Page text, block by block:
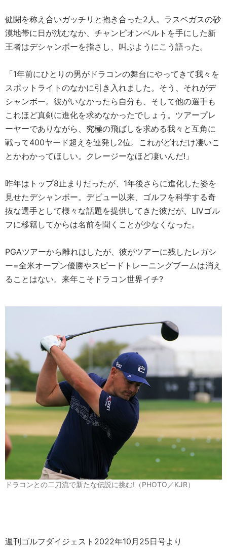
健闘を称え合いガッチリと抱き合った2人。ラスベガスの砂
漠地帯に日が沈むなか、チャンピオンベルトを手にした新
王者はデシャンボーを指さし、叫ぶようにこう語った。
「1年前にひとりの男がドラコンの舞台にやってきて我々を
スポットライトのなかに引き入れました。そう、それがデ
シャンボー。彼がいなかったら自分も、そして他の選手も
これほど真剣に進化を求めなかったでしょう。ツアープレ
ーヤーでありながら、究極の飛ばしを求める我々と互角に
戦って400ヤード超えを連発し2位。これがどれだけ凄いこ
とかわかってほしい。クレージーなほど凄いんだ!」
昨年はトップ8止まりだったが、1年後さらに進化した姿を
見せたデシャンボー。デビュー以来、ゴルフを科学する奇
抜な選手として様々な話題を提供してきた彼だが、LIVゴル
フに移籍してからは名前を聞くことが少なくなった。
PGAツアーから離れはしたが、彼がツアーに残したレガシ
ー=全米オープン優勝やスピードトレーニングブームは消え
ることはない。来年こそドラコン世界イチ?
ドラコンとの二刀流で新たな伝説に挑む!（PHOTO／KJR）
週刊ゴルフダイジェスト2022年10月25日号より